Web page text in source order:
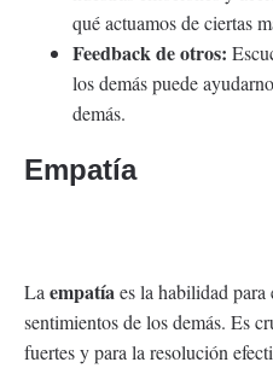
qué actuamos de ciertas
Feedback de otros:
los demás puede
demás.
Empatía
La empatíaes la habilidad
sentimientos de los demás. Es
fuertes y para la resolución